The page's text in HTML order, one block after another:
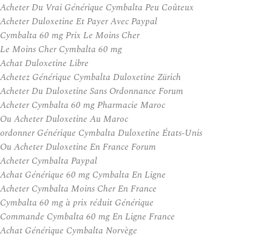
Acheter Du Vrai Générique Cymbalta Peu Coûteux
Acheter Duloxetine Et Payer Avec Paypal
Cymbalta 60 mg Prix Le Moins Cher
Le Moins Cher Cymbalta 60 mg
Achat Duloxetine Libre
Achetez Générique Cymbalta Duloxetine Zürich
Acheter Du Duloxetine Sans Ordonnance Forum
Acheter Cymbalta 60 mg Pharmacie Maroc
Ou Acheter Duloxetine Au Maroc
ordonner Générique Cymbalta Duloxetine États-Unis
Ou Acheter Duloxetine En France Forum
Acheter Cymbalta Paypal
Achat Générique 60 mg Cymbalta En Ligne
Acheter Cymbalta Moins Cher En France
Cymbalta 60 mg à prix réduit Générique
Commande Cymbalta 60 mg En Ligne France
Achat Générique Cymbalta Norvège